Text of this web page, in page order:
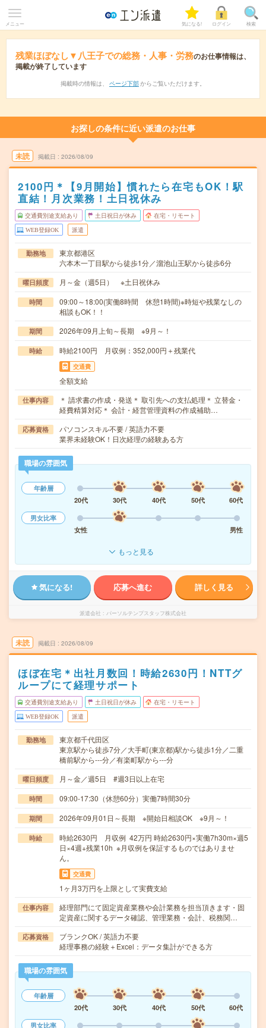
メニュー 気になる! ログイン 検索
残業ほぼなし▼八王子での総務・人事・労務のお仕事情報は、
掲載が終了しています
掲載時の情報は、 ページ下部 からご覧いただけます。
お探しの条件に近い派遣のお仕事
未読 掲載日 2026/08/09
2100円＊【9月開始】慣れたら在宅もOK！駅
直結！月次業務！土日祝休み
交通費別途支給あり 土日祝日が休み 在宅・リモート
WEB登録OK 派遣
勤務地
東京都港区
六本木一丁目駅から徒歩1分／溜池山王駅から徒歩6分
曜日頻度 月～金（週5日） ※土日祝休み
時間
09:00～18:00(実働8時間 休憩1時間)※時短や残業なしの
相談もOK！！
期間 2026年09月上旬～長期 ※9月～！
時給 時給2100円 月収例：352,000円＋残業代
交通費
全額支給
仕事内容
＊ 請求書の作成・発送＊ 取引先への支払処理＊ 立替金・
経費精算対応＊ 会計・経営管理資料の作成補助…
応募資格
パソコンスキル不要 / 英語力不要
業界未経験OK！日次経理の経験ある方
職場の雰囲気
年齢層
20代
30代 40代 50代
60代
男女比率
女性
男性
もっと見る
気になる! 応募へ進む 詳しく見る
派遣会社 パーソルテンプスタッフ株式会社
未読 掲載日 2026/08/09
ほぼ在宅＊出社月数回！時給2630円！NTTグ
ループにて経理サポート
交通費別途支給あり 土日祝日が休み 在宅・リモート
WEB登録OK 派遣
勤務地
東京都千代田区
東京駅から徒歩7分／大手町(東京都)駅から徒歩1分／二重
橋前駅から---分／有楽町駅から---分
曜日頻度 月～金／週5日 #週3日以上在宅
時間 09:00-17:30（休憩60分）実働7時間30分
期間 2026年09月01日～長期 ※開始日相談OK ※9月～！
時給
時給2630円 月収例 42万円 時給2630円×実働7h30m×週5
日×4週+残業10h ※月収例を保証するものではありませ
ん。
交通費
1ヶ月3万円を上限として実費支給
仕事内容
経理部門にて固定資産業務や会計業務を担当頂きます・固
定資産に関するデータ確認、管理業務・会計、税務関…
応募資格
ブランクOK / 英語力不要
経理事務の経験＋Excel：データ集計ができる方
職場の雰囲気
年齢層
20代
30代 40代 50代
60代
男女比率